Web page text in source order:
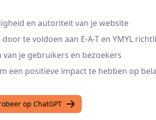
en autoriteit van je website
te voldoen aan E-A-T en YMYL
je gebruikers en bezoekers
een positieve impact te hebben op
op ChatGPT